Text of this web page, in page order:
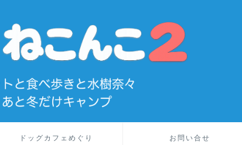
ドッグカフェめぐり お問い合せ